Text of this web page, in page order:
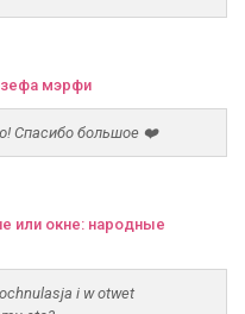
мэрфи
Спасибо большое ❤️
или окне: народные
i w otwet